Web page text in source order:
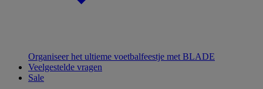
Organiseer het ultieme voetbalfeestje met BLADE
Veelgestelde vragen
Sale